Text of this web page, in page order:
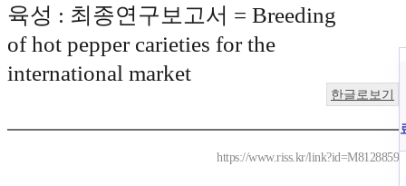
육성 : 최종연구보고서 = Breeding
of hot pepper carieties for the
international market
한글로보기
https://www.riss.kr/link?id=M8128859